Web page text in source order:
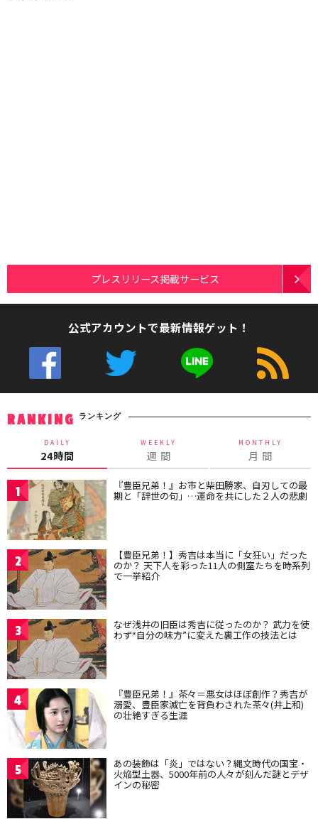
プレスリリース掲載サービス
公式アカウントで最新情報ゲット！
RANKING ランキング
DAILY
24時間
WEEKLY
週 間
MONTHLY
月 間
1 『豊臣兄弟！』お市と柴田勝家、自刃しての最
期と「辞世の句」…運命を共にした２人の悲劇
2 【豊臣兄弟！】秀吉は本当に「女狂い」だった
のか？ 天下人を彩った11人の側室たちを時系列
で一挙紹介
3 なぜ浅井の旧臣は秀吉に従ったのか？ 武力を使
わず“自分の味方”に変えた裏工作の技法とは
4 『豊臣兄弟！』茶々＝悪女はほぼ創作？秀吉が
溺愛、豊臣家滅亡を背負わされた茶々(井上和)
の壮絶すぎる生涯
5 あの装飾は「炎」ではない？縄文時代の国宝・
火焔型土器、5000年前の人々が刻んだ謎とデザ
インの秘密